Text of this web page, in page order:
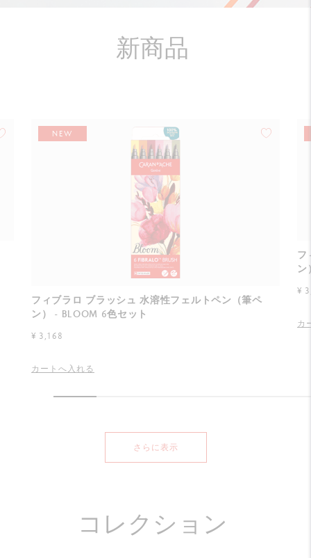
新商品
NEW
フィブラロ ブラッシュ 水溶性フェルトペン（筆ペ
ン） - BLOOM 6色セット
¥ 3,168
カートへ入れる
フ
ン
¥
カ
さらに表示
コレクション